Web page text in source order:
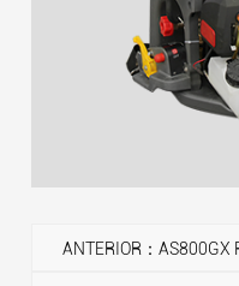
ANTERIOR：AS800GX